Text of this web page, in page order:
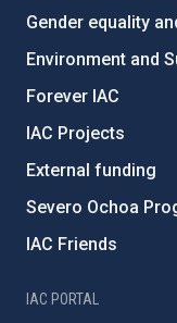
Gender equality
Environment and
Forever IAC
IAC Projects
External funding
Severo Ochoa
IAC Friends
IAC PORTAL